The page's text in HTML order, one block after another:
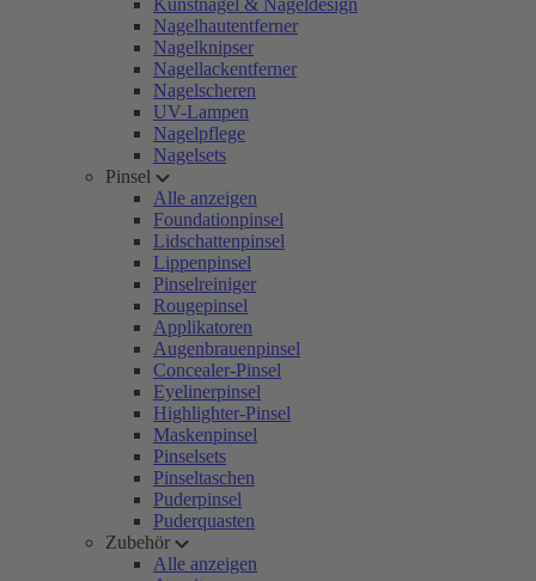
Kunstnägel & Nageldesign
Nagelhautentferner
Nagelknipser
Nagellackentferner
Nagelscheren
UV-Lampen
Nagelpflege
Nagelsets
Pinsel
Alle anzeigen
Foundationpinsel
Lidschattenpinsel
Lippenpinsel
Pinselreiniger
Rougepinsel
Applikatoren
Augenbrauenpinsel
Concealer-Pinsel
Eyelinerpinsel
Highlighter-Pinsel
Maskenpinsel
Pinselsets
Pinseltaschen
Puderpinsel
Puderquasten
Zubehör
Alle anzeigen